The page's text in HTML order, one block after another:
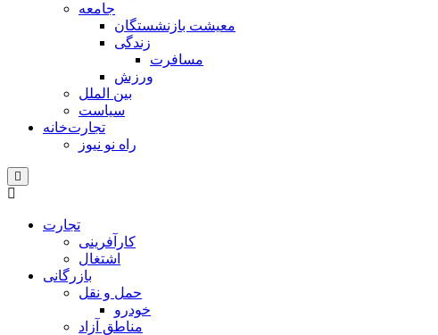
جامعه
معیشت بازنشستگان
زندگی
مسافرت
ورزش
بین الملل
سیاست
تجارت‌خانه
راه نو نیوز
تجارت
کارآفرینی
اشتغال
بازرگانی
حمل و نقل
خودرو
مناطق آزاد